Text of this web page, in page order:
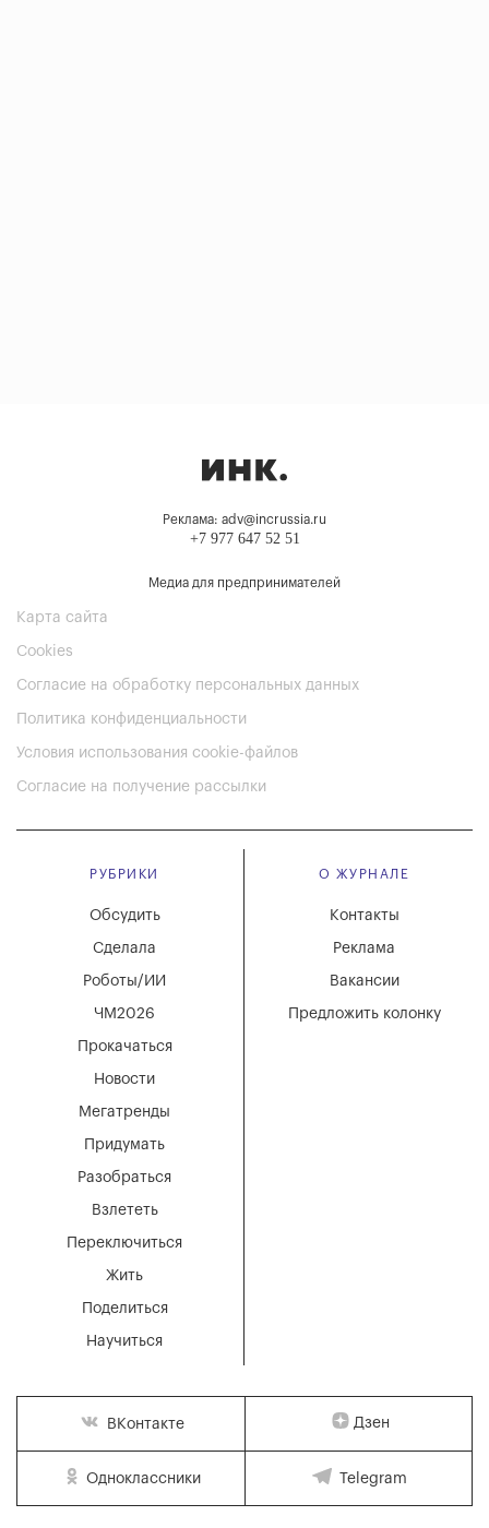
Реклама: adv@incrussia.ru
+7 977 647 52 51
Медиа для предпринимателей
Карта сайта
Cookies
Согласие на обработку персональных данных
Политика конфиденциальности
Условия использования cookie-файлов
Согласие на получение рассылки
РУБРИКИ
Мегатренды
Придумать
Разобраться
Взлететь
Новости
Переключиться
Жить
Поделиться
Научиться
Обсудить
Сделала
Роботы/ИИ
ЧМ2026
Прокачаться
О ЖУРНАЛЕ
Вакансии
Реклама
Контакты
Предложить колонку
ВКонтакте Дзен
Одноклассники Telegram